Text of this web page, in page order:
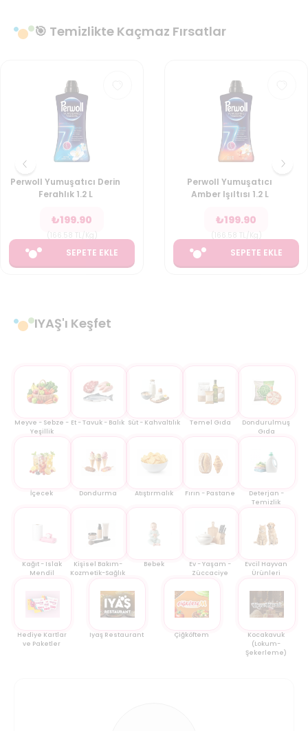
🎯 Temizlikte Kaçmaz Fırsatlar
Perwoll Yumuşatıcı Derin
Ferahlık 1.2 L
₺199.90
SEPETE EKLE
Perwoll Yumuşatıcı
Amber Işıltısı 1.2 L
₺199.90
SEPETE EKLE
IYAŞ'ı Keşfet
Meyve - Sebze -
Yeşillik
Et - Tavuk - Balık Süt - Kahvaltılık Temel Gıda
Dondurulmuş
Gıda
İçecek Dondurma Atıştırmalık Fırın - Pastane
Deterjan -
Temizlik
Kağıt - Islak
Mendil
Kişisel Bakım-
Kozmetik-Sağlık
Bebek
Ev - Yaşam -
Züccaciye
Evcil Hayvan
Ürünleri
Hediye Kartlar
ve Paketler
Iyaş Restaurant Çiğköftem
Kocakavuk
(Lokum-
Şekerleme)